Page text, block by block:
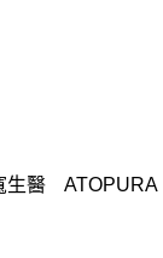
生醫 ATOPURA